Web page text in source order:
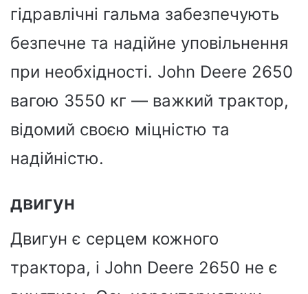
гідравлічні гальма забезпечують
безпечне та надійне уповільнення
при необхідності. John Deere 2650
вагою 3550 кг — важкий трактор,
відомий своєю міцністю та
надійністю.
двигун
Двигун є серцем кожного
трактора, і John Deere 2650 не є